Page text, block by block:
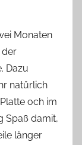
Monaten
der
Dazu
natürlich
och im
Spaß damit,
länger